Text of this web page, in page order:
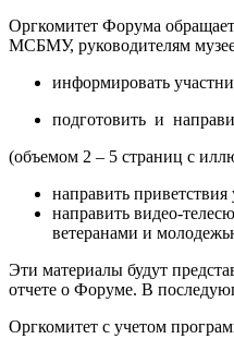
Оргкомитет Форума
МСБМУ, руководителям
информировать
подготовить и
(объемом 2 – 5 страниц с
направить
направить видео-
ветеранами и
Эти материалы будут
отчете о Форуме. В
Оргкомитет с учетом